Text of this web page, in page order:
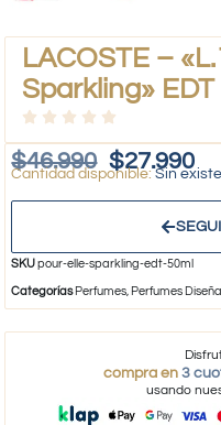
LACOSTE –
Sparkling» EDT
$46.990 $27.990
Sin
SKUpour-elle-sparkling-edt-50ml
Categorías Perfumes, Perfumes
compra en 3
usando